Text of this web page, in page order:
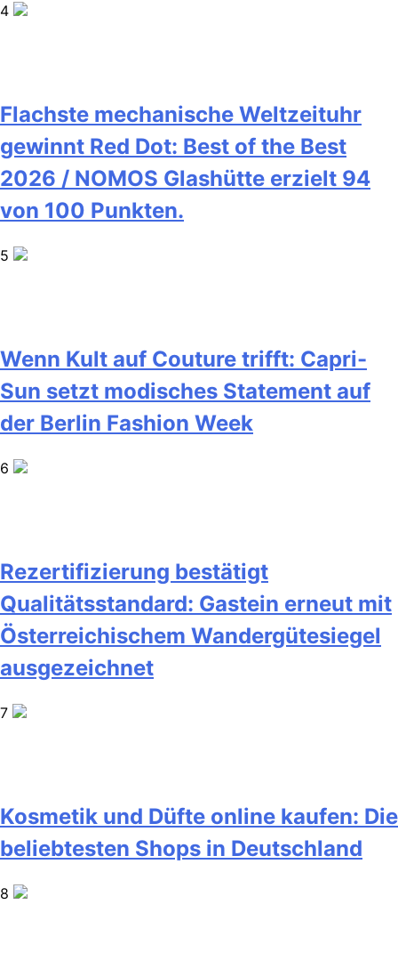
4
Flachste mechanische Weltzeituhr
gewinnt Red Dot: Best of the Best
2026 / NOMOS Glashütte erzielt 94
von 100 Punkten.
5
Wenn Kult auf Couture trifft: Capri-
Sun setzt modisches Statement auf
der Berlin Fashion Week
6
Rezertifizierung bestätigt
Qualitätsstandard: Gastein erneut mit
Österreichischem Wandergütesiegel
ausgezeichnet
7
Kosmetik und Düfte online kaufen: Die
beliebtesten Shops in Deutschland
8